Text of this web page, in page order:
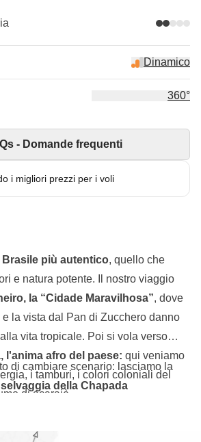
Dinamico
360°
i migliori prezzi per i voli
- Domande frequenti
Brasile più autentico, quello che
e natura potente. Il nostro viaggio
la “Cidade Maravilhosa”, dove
la vista dal Pan di Zucchero danno
vita tropicale. Poi si vola verso
l'anima afro del paese: qui veniamo
i tamburi, i colori coloniali del
di acarajè.
di cambiare scenario: lasciamo la
selvaggia della Chapada